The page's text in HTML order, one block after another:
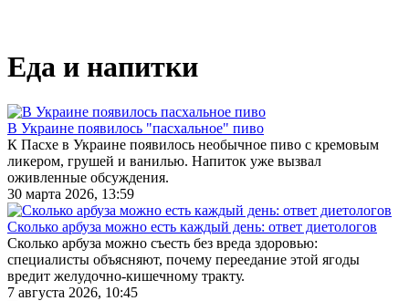
Еда и напитки
В Украине появилось "пасхальное" пиво
К Пасхе в Украине появилось необычное пиво с кремовым
ликером, грушей и ванилью. Напиток уже вызвал
оживленные обсуждения.
30 марта 2026, 13:59
Сколько арбуза можно есть каждый день: ответ диетологов
Сколько арбуза можно съесть без вреда здоровью:
специалисты объясняют, почему переедание этой ягоды
вредит желудочно-кишечному тракту.
7 августа 2026, 10:45